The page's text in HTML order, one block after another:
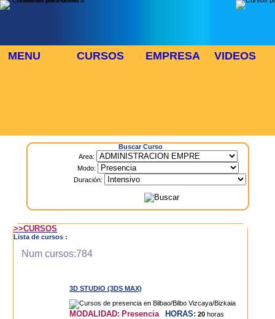
MENU CURSOS EMPRESA VIDEOS
Buscar Curso
Area:
Modo:
Duración:
>>CURSOS
Lista de cursos :
Num cursos:784
3D STUDIO (3DS MAX)
MODALIDAD: Presencia HORAS: 20 horas